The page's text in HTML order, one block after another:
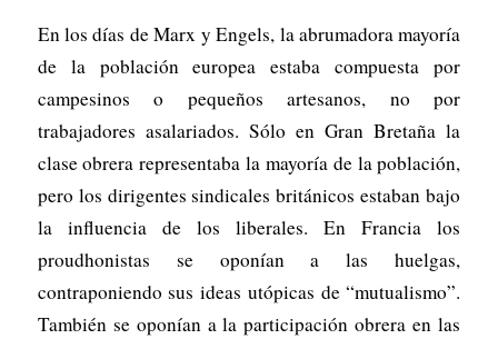
En los días de Marx y Engels, la abrumadora mayoría
de la población europea estaba compuesta por
campesinos o pequeños artesanos, no por
trabajadores asalariados. Sólo en Gran Bretaña la
clase obrera representaba la mayoría de la población,
pero los dirigentes sindicales británicos estaban bajo
la influencia de los liberales. En Francia los
proudhonistas se oponían a las huelgas,
contraponiendo sus ideas utópicas de “mutualismo”.
También se oponían a la participación obrera en las